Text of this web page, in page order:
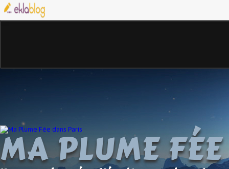
MA PLUME